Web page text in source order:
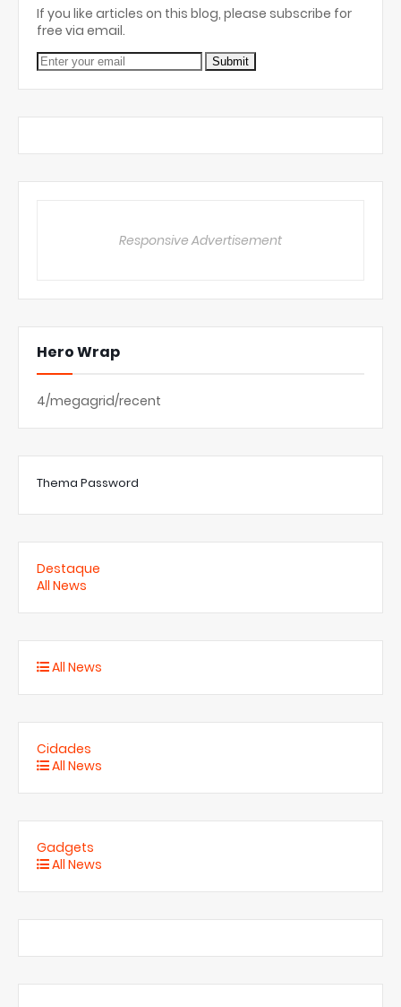
If you like articles on this blog, please subscribe for
free via email.
Responsive Advertisement
Hero Wrap
4/megagrid/recent
Thema Password
Destaque
All News
All News
Cidades
All News
Gadgets
All News